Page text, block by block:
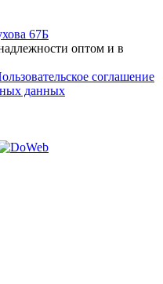
67Б
оптом и в
соглашение
данных